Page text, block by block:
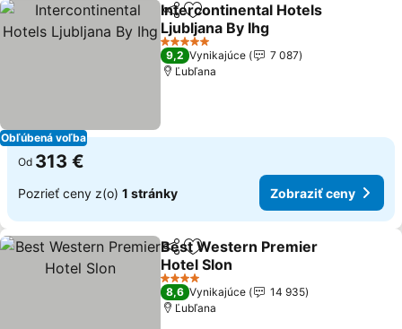
Obľúbená voľba
ZdieľaťPridať do obľúbených
Intercontinental Hotels
Ljubljana By Ihg
5 Počet hviezdičiek
9,2 Vynikajúce
7 087
Ľubľana
Od 313 €
Pozrieť ceny z(o) 1 stránky Zobraziť ceny
ZdieľaťPridať do obľúbených
Best Western Premier
Hotel Slon
4 Počet hviezdičiek
8,6 Vynikajúce
14 935
Ľubľana